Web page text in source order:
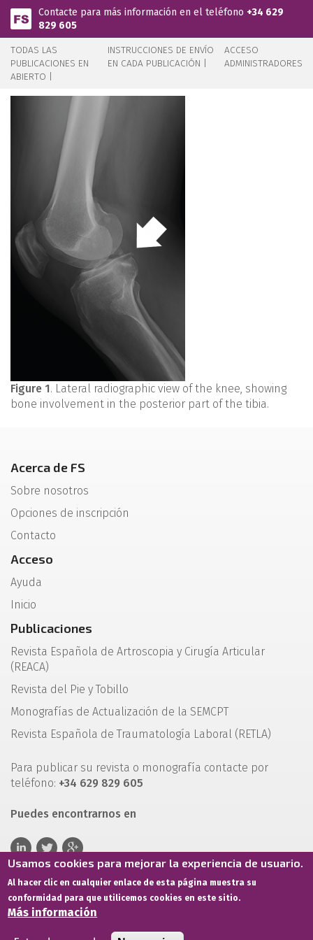
Pasar al contenido principal
Contacte para más información en el teléfono +34 629
829 605
TODAS LAS
PUBLICACIONES EN
ABIERTO |
INSTRUCCIONES DE ENVÍO
EN CADA PUBLICACIÓN |
ACCESO
ADMINISTRADORES
Figure 1. Lateral radiographic view of the knee, showing
bone involvement in the posterior part of the tibia.
Acerca de FS
Sobre nosotros
Opciones de inscripción
Contacto
Acceso
Ayuda
Inicio
Publicaciones
Revista Española de Artroscopia y Cirugía Articular
(REACA)
Revista del Pie y Tobillo
Monografías de Actualización de la SEMCPT
Revista Española de Traumatología Laboral (RETLA)
Para publicar su revista o monografía contacte por
teléfono: +34 629 829 605
Puedes encontrarnos en
Usamos cookies para mejorar la experiencia de usuario.
Al hacer clic en cualquier enlace de esta página muestra su
conformidad para que utilicemos cookies en este sitio.
Más información